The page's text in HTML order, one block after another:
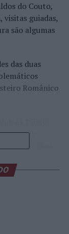
do Couto,
visitas guiadas,
são algumas
das duas
Românico
oportunidade
guiada ao
Para as
das
fornos de
bons